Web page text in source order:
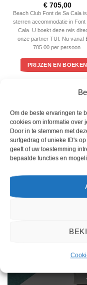
Om de beste ervaringen te
cookies om informatie over
Door in te stemmen met
surfgedrag of unieke ID's
geeft of uw toestemming
bepaalde functies en
Gewaardeerd
4 uit 5
€705,00
Beach Club Font de Sa Cala
sterren accommodatie in Font
Cala. U boekt deze reis
onze partner TUI. Nu vanaf
705.00 per persoon.
PRIJZEN EN BOEKEN
WAT
vakantie te vinden. De